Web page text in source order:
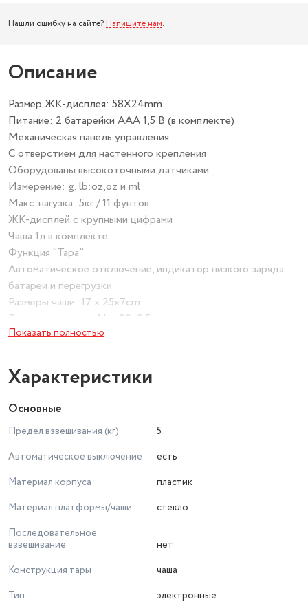
Нашли ошибку на сайте? Напишите нам.
Описание
Размер ЖК-дисплея: 58X24mm
Питание: 2 батарейки AAA 1,5 В (в комплекте)
Механическая панель управления
С отверстием для настенного крепления
Оборудованы высокоточными датчиками
Измерение: g, lb:oz,oz и ml
Макс. нагузка: 5кг / 11 фунтов
ЖК-дисплей с крупными цифрами
Чаша 1л в комплекте
Функция "Тара"
Автоматическое отключение, индикатор низкого заряда
батареи и перегрузки
Размеры чаши: 17 x 25x7cm
Размеры изделия: 14 x 20x2.5cm
Показать полностью
Характеристики
Основные
Предел взвешивания (кг)
5
Автоматическое выключение
есть
Материал корпуса
пластик
Материал платформы/чаши
стекло
Последовательное
взвешивание
нет
Конструкция тары
чаша
Тип
электронные